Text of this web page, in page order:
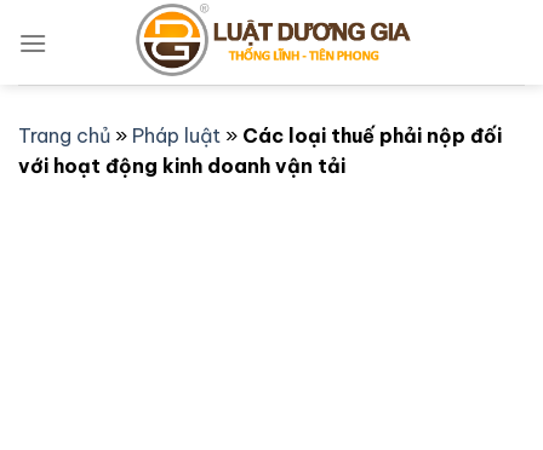
qua
Trang chủ » Pháp luật » Các loại thuế phải nộp đối
với hoạt động kinh doanh vận tải